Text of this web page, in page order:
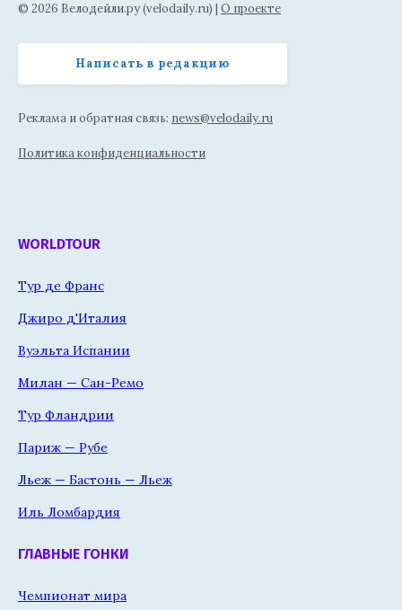
© 2026 Велодейли.ру (velodaily.ru) | О проекте
Написать в редакцию
Реклама и обратная связь: news@velodaily.ru
Политика конфиденциальности
WORLDTOUR
Тур де Франс
Джиро д'Италия
Вуэльта Испании
Милан — Сан-Ремо
Тур Фландрии
Париж — Рубе
Льеж — Бастонь — Льеж
Иль Ломбардия
ГЛАВНЫЕ ГОНКИ
Чемпионат мира